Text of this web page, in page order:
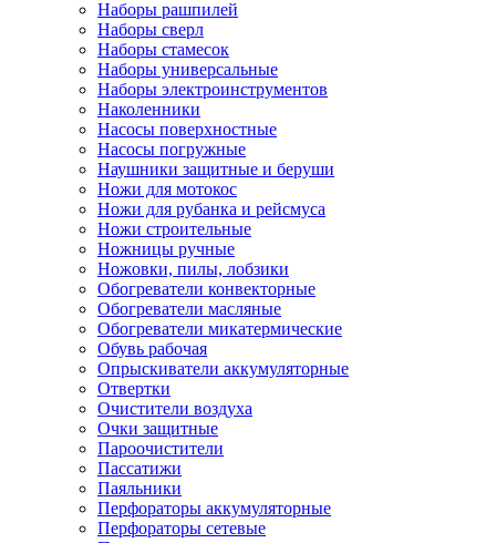
Наборы рашпилей
Наборы сверл
Наборы стамесок
Наборы универсальные
Наборы электроинструментов
Наколенники
Насосы поверхностные
Насосы погружные
Наушники защитные и беруши
Ножи для мотокос
Ножи для рубанка и рейсмуса
Ножи строительные
Ножницы ручные
Ножовки, пилы, лобзики
Обогреватели конвекторные
Обогреватели масляные
Обогреватели микатермические
Обувь рабочая
Опрыскиватели аккумуляторные
Отвертки
Очистители воздуха
Очки защитные
Пароочистители
Пассатижи
Паяльники
Перфораторы аккумуляторные
Перфораторы сетевые